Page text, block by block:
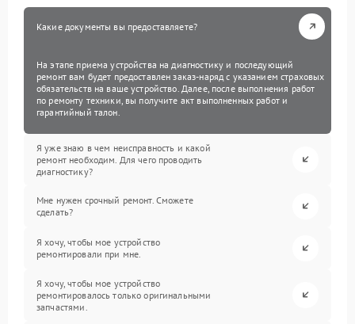
Какие документы вы предоставляете?
На этапе приема устройства на диагностику и последующий
ремонт вам будет предоставлен заказ-наряд с указанием страховых
обязательств на ваше устройство. Далее, после выполнения работ
по ремонту техники, вы получите акт выполненных работ и
гарантийный талон.
Я уже знаю в чем неисправность и какой
ремонт необходим. Для чего проводить
диагностику?
Мне нужен срочный ремонт. Сможете
сделать?
Я хочу, чтобы мое устройство
ремонтировали при мне.
Я хочу, чтобы мое устройство
ремонтировалось только оригинальными
запчастями.